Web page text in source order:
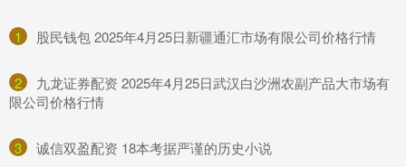
1 ​股民钱包 2025年4月25日新疆通汇市场有限公司价格行情
2
​九龙证券配资 2025年4月25日武汉白沙洲农副产品大市场有
限公司价格行情
3 ​诚信双盈配资 18本考据严谨的历史小说